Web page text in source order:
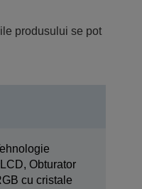
produsului se pot
Obturator
cu cristale